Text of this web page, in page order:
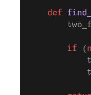
    def
        if
(